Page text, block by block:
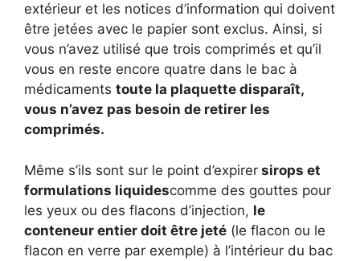
extérieur et les notices d’information qui doivent
être jetées avec le papier sont exclus. Ainsi, si
vous n’avez utilisé que trois comprimés et qu’il
vous en reste encore quatre dans le bac à
médicaments toute la plaquette disparaît,
vous n’avez pas besoin de retirer les
comprimés.
Même s’ils sont sur le point d’expirer sirops et
formulations liquidescomme des gouttes pour
les yeux ou des flacons d’injection, le
conteneur entier doit être jeté (le flacon ou le
flacon en verre par exemple) à l’intérieur du bac